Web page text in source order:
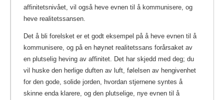
affinitetsnivået, vil også heve evnen til å kommunisere, og
heve realitetssansen.
Det å bli forelsket er et godt eksempel på å heve evnen til å
kommunisere, og på en høynet realitetssans forårsaket av
en plutselig heving av affinitet. Det har skjedd med deg; du
vil huske den herlige duften av luft, følelsen av hengivenhet
for den gode, solide jorden, hvordan stjernene syntes å
skinne enda klarere, og den plutselige, nye evnen til å